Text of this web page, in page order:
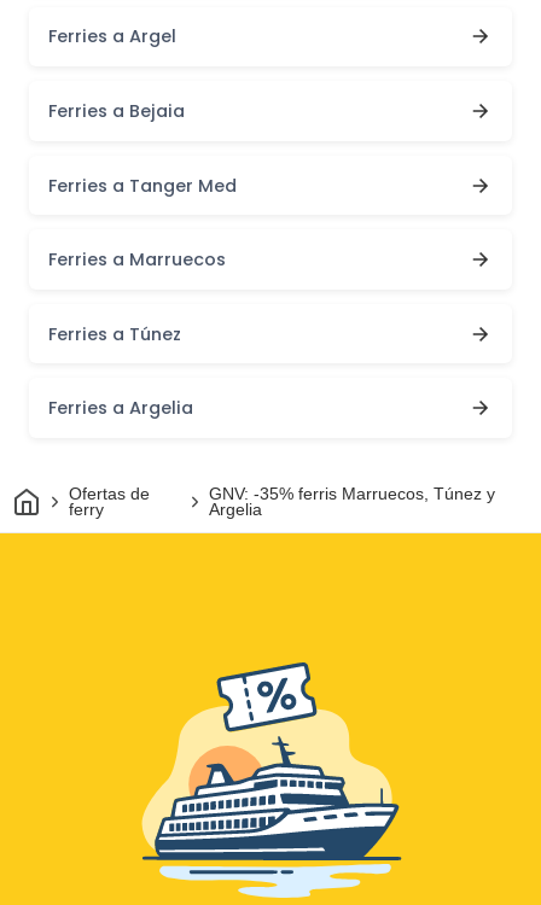
Ferries a Argel
Ferries a Bejaia
Ferries a Tanger Med
Ferries a Marruecos
Ferries a Túnez
Ferries a Argelia
InicioOfertas de
ferry
GNV: -35% ferris Marruecos, Túnez y
Argelia